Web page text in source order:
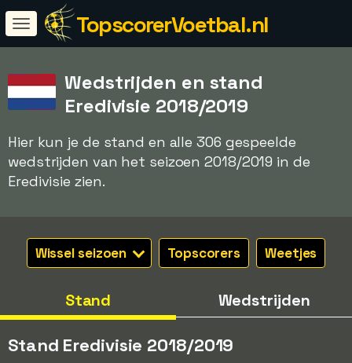
TopscorerVoetbal.nl
Wedstrijden en stand
Eredivisie 2018/2019
Hier kun je de stand en alle 306 gespeelde
wedstrijden van het seizoen 2018/2019 in de
Eredivisie zien.
Wissel seizoen Topscorers Weetjes
Stand Wedstrijden
Stand Eredivisie 2018/2019